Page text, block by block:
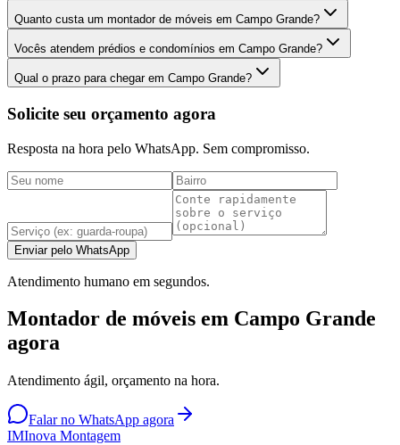
Quanto custa um montador de móveis em Campo Grande?
Vocês atendem prédios e condomínios em Campo Grande?
Qual o prazo para chegar em Campo Grande?
Solicite seu orçamento agora
Resposta na hora pelo WhatsApp. Sem compromisso.
Enviar pelo WhatsApp
Atendimento humano em segundos.
Montador de móveis em Campo Grande
agora
Atendimento ágil, orçamento na hora.
Falar no WhatsApp agora
IMInova Montagem